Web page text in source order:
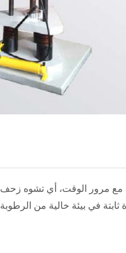
مع مرور الوقت، أي تشوه زحف